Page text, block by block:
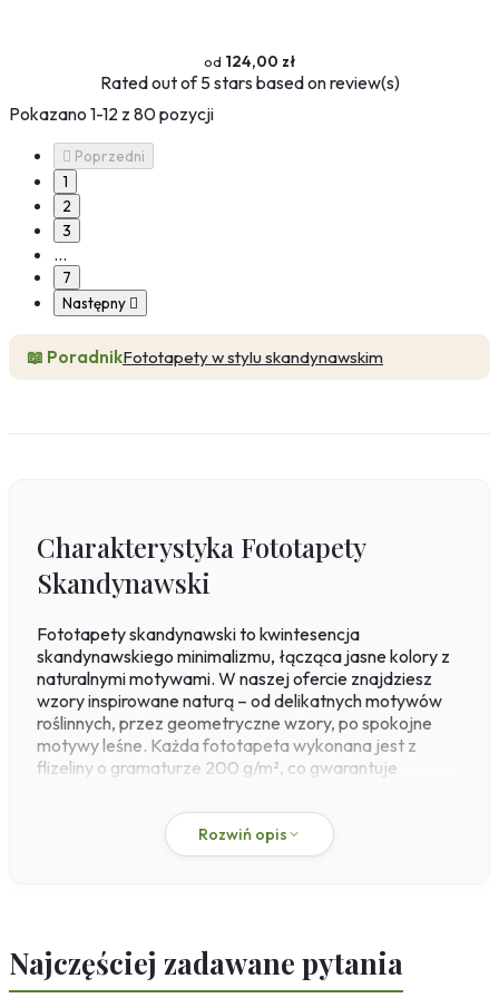
124,00 zł
Ratedout of 5 stars based onreview(s)
Pokazano 1-12 z 80 pozycji
 Poprzedni
1
2
3
…
7
Następny 
📖 PoradnikFototapety w stylu skandynawskim
Charakterystyka Fototapety
Skandynawski
Fototapety skandynawski to kwintesencja
skandynawskiego minimalizmu, łącząca jasne kolory z
naturalnymi motywami. W naszej ofercie znajdziesz
wzory inspirowane naturą – od delikatnych motywów
roślinnych, przez geometryczne wzory, po spokojne
motywy leśne. Każda fototapeta wykonana jest z
flizeliny o gramaturze 200 g/m², co gwarantuje
klej nakładasz bezpośrednio na ścianę, a suchy
materiał przykładasz i dopasowujesz. Druk lateksowy
zapewnia odporność na wilgoć i ścieranie, dlatego te
przytulność i harmonię, a modele z geometrycznym
wzorem dodają nowoczesnego charakteru. Z kolei
Rozwiń opis
Najczęściej zadawane pytania